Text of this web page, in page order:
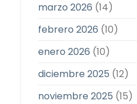
marzo 2026 (14)
febrero 2026 (10)
enero 2026 (10)
diciembre 2025 (12)
noviembre 2025 (15)